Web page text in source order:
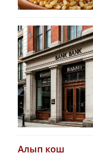
Алып кош